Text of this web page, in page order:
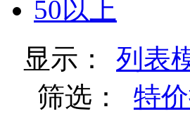
50以上
显示：
列表
筛选：
特价